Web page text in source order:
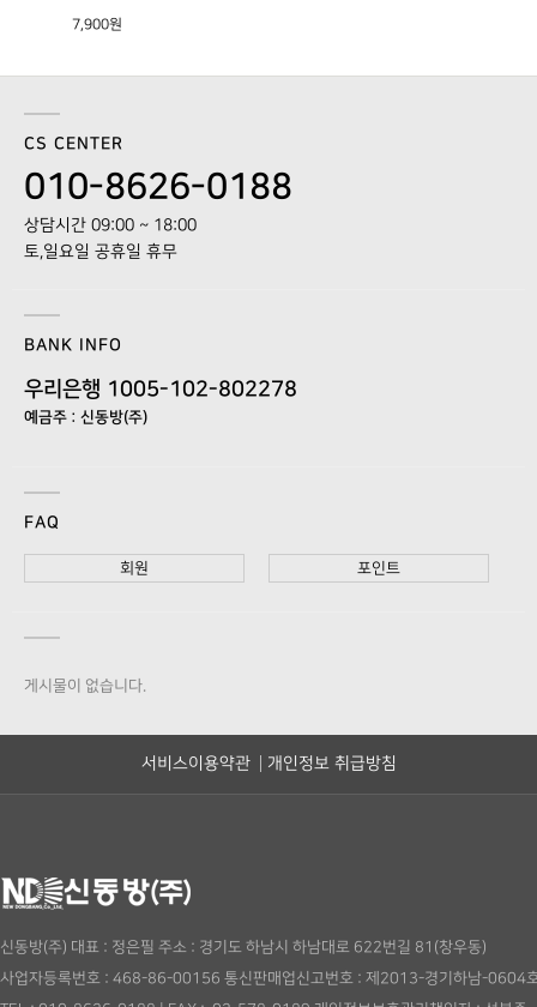
7,900원
CS CENTER
010-8626-0188
상담시간 09:00 ~ 18:00
토,일요일 공휴일 휴무
BANK INFO
우리은행 1005-102-802278
예금주 : 신동방(주)
FAQ
회원 포인트
게시물이 없습니다.
서비스이용약관 개인정보 취급방침
신동방(주) 대표 : 정은필 주소 : 경기도 하남시 하남대로 622번길 81(창우동)
사업자등록번호 : 468-86-00156 통신판매업신고번호 : 제2013-경기하남-0604